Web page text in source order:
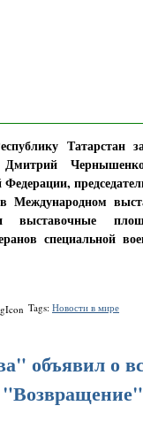
Татарстан
Дмитрий
выставочные
специальной
Tags: Новости в мире
объявил о